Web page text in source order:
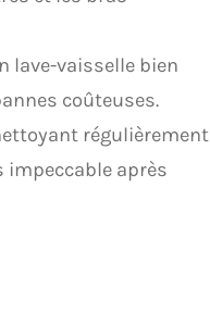
lave-vaisselle bien
coûteuses.
régulièrement
impeccable après